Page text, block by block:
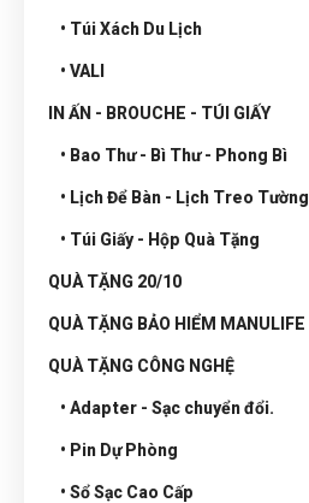
• Túi Xách Du Lịch
• VALI
IN ẤN - BROUCHE - TÚI GIẤY
• Bao Thư - Bì Thư - Phong Bì
• Lịch Để Bàn - Lịch Treo Tường
• Túi Giấy - Hộp Quà Tặng
QUÀ TẶNG 20/10
QUÀ TẶNG BẢO HIỂM MANULIFE
QUÀ TẶNG CÔNG NGHỆ
• Adapter - Sạc chuyển đổi.
• Pin Dự Phòng
• Sổ Sạc Cao Cấp